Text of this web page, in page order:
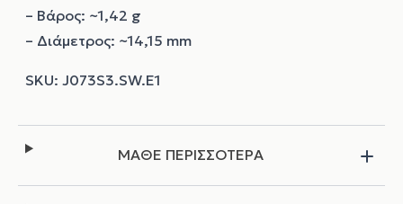
– Βάρος: ~1,42 g
– Διάμετρος: ~14,15 mm
ΜΑΘΕ ΠΕΡΙΣΣΟΤΕΡΑ